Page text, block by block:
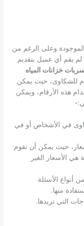
وعلى الرغم من
يقم أي عميل بتقديم
خزانات المياه
للشكاوى، حيث يمكن
هذه الأرقام، ويمكن
في الأشخاص أو في
حيث يمكن أن تقوم
الأسعار الغير
أنواع الأسئلة
منها.
التي تريدها.